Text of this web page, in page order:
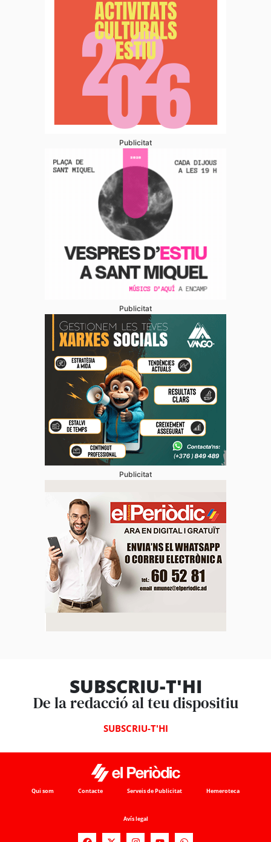
Publicitat
Publicitat
Publicitat
SUBSCRIU-T'HI
De la redacció al teu dispositiu
SUBSCRIU-T'HI
Qui som Contacte Serveis de Publicitat Hemeroteca
Avís legal